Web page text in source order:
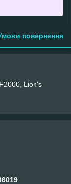
повернення
Lion's